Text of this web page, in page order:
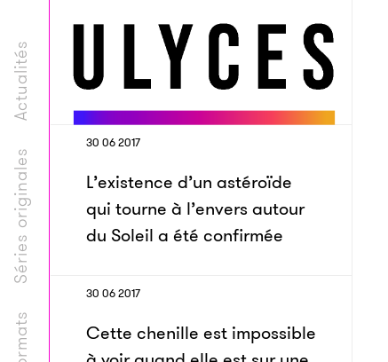
Séries originales
Actualités
30 06 2017
L’existence d’un astéroïde
qui tourne à l’envers autour
du Soleil a été confirmée
30 06 2017
Cette chenille est impossible